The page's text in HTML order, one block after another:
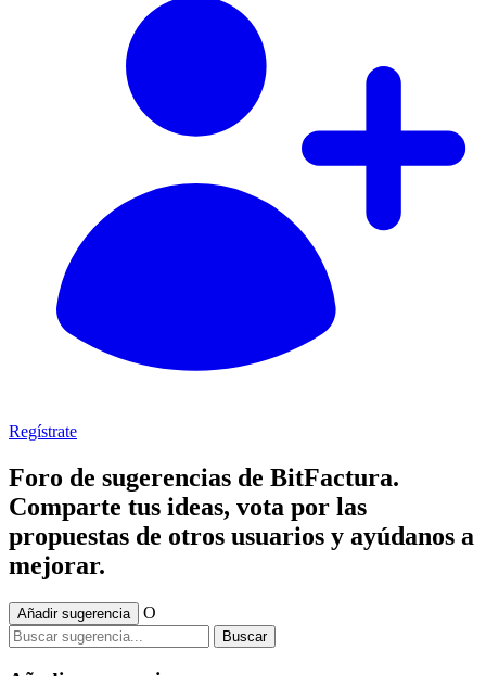
Regístrate
Foro de sugerencias de BitFactura.
Comparte tus ideas, vota por las
propuestas de otros usuarios y ayúdanos a
mejorar.
Añadir sugerencia O
Buscar